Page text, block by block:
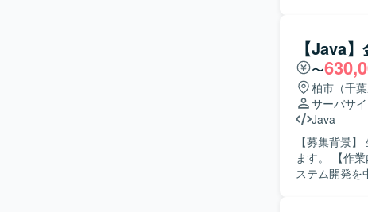
ナ環境構築や動作確認
に対応でき
進められる方
方ですと望ましいです。 【ポジションの魅力】 サー
て携わること
どモダンなサ
発環境】
よるバージ
す。
【Java
〜
柏市（千葉
サーバサ
Java
【募集背景
ます。 【作業内容】 保全ワークフローシステムの開発をご担当いただきます。JavaでのWebシ
ステム開発を